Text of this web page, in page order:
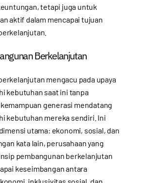
tetapi juga untuk
aktif dalam mencapai tujuan
Berkelanjutan
mengacu pada upaya
kebutuhan saat ini tanpa
generasi mendatang
kebutuhan mereka sendiri. Ini
utama: ekonomi, sosial, dan
kata lain, perusahaan yang
pembangunan berkelanjutan
keseimbangan antara